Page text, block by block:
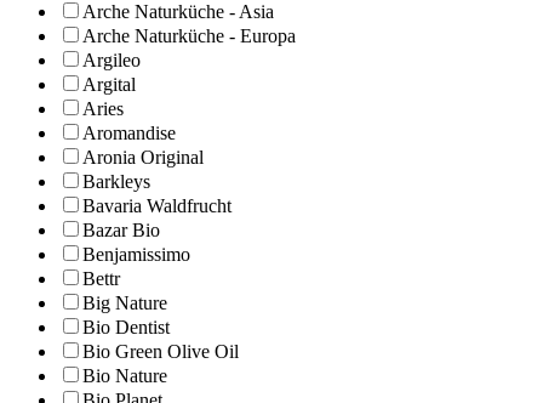
Arche Naturküche - Asia
Arche Naturküche - Europa
Argileo
Argital
Aries
Aromandise
Aronia Original
Barkleys
Bavaria Waldfrucht
Bazar Bio
Benjamissimo
Bettr
Big Nature
Bio Dentist
Bio Green Olive Oil
Bio Nature